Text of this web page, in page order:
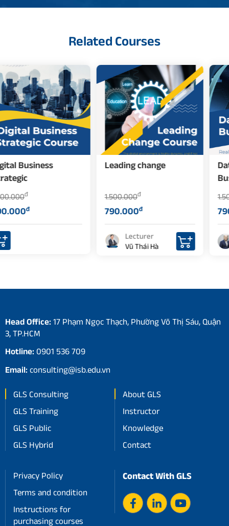
Related Courses
Leading change
Data Science In
Lecturer
Đặng Phạm
Head Office: 17 Phạm Ngọc Thạch, Phường Võ Thị Sáu, Quận
3, TP.HCM
Hotline: 0901 536 709
Email: consulting@isb.edu.vn
GLS Consulting
GLS Training
GLS Public
GLS Hybrid
About GLS
Instructor
Knowledge
Contact
Privacy Policy
Terms and condition
Instructions for
purchasing courses
Contact With GLS